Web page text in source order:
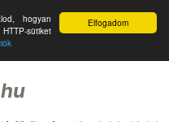
Elfogadom
hogyan
sütiket